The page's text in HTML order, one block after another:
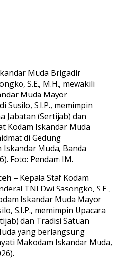
Muda Brigadir
S.E., M.H., mewakili
Muda Mayor
Susilo, S.I.P., memimpin
Jabatan (Sertijab) dan
Kodam Iskandar Muda
di Gedung
Muda, Banda
Foto: Pendam IM.
– Kepala Staf Kodam
TNI Dwi Sasongko, S.E.,
Iskandar Muda Mayor
S.I.P., memimpin Upacara
dan Tradisi Satuan
yang berlangsung
Makodam Iskandar Muda,